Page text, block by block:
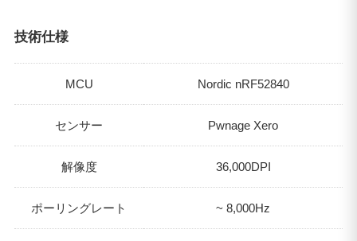
技術仕様
MCU Nordic nRF52840
センサー Pwnage Xero
解像度 36,000DPI
ポーリングレート ~ 8,000Hz